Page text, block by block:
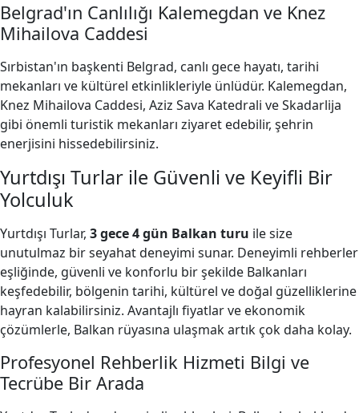
Belgrad'ın Canlılığı Kalemegdan ve Knez
Mihailova Caddesi
Sırbistan'ın başkenti Belgrad, canlı gece hayatı, tarihi
mekanları ve kültürel etkinlikleriyle ünlüdür. Kalemegdan,
Knez Mihailova Caddesi, Aziz Sava Katedrali ve Skadarlija
gibi önemli turistik mekanları ziyaret edebilir, şehrin
enerjisini hissedebilirsiniz.
Yurtdışı Turlar ile Güvenli ve Keyifli Bir
Yolculuk
Yurtdışı Turlar, 3 gece 4 gün Balkan turu ile size
unutulmaz bir seyahat deneyimi sunar. Deneyimli rehberler
eşliğinde, güvenli ve konforlu bir şekilde Balkanları
keşfedebilir, bölgenin tarihi, kültürel ve doğal güzelliklerine
hayran kalabilirsiniz. Avantajlı fiyatlar ve ekonomik
çözümlerle, Balkan rüyasına ulaşmak artık çok daha kolay.
Profesyonel Rehberlik Hizmeti Bilgi ve
Tecrübe Bir Arada